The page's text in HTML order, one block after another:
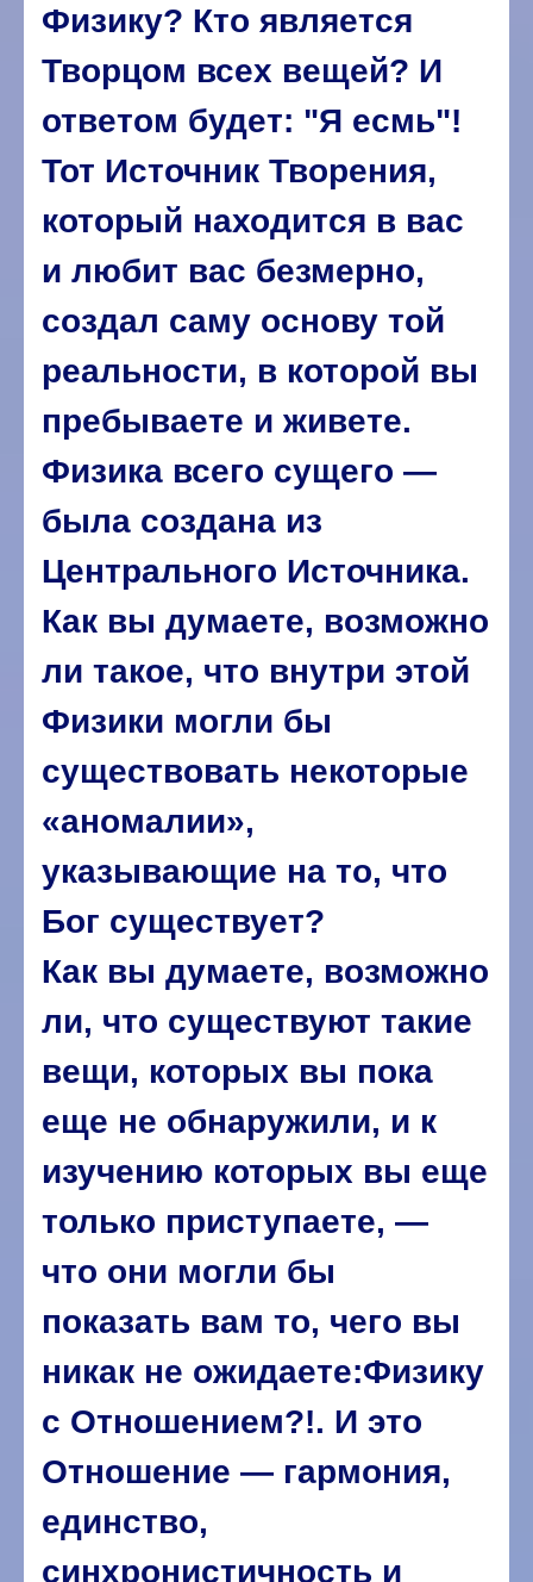
Физику? Кто является
Творцом всех вещей? И
ответом будет: "Я есмь"!
Тот Источник Творения,
который находится в вас
и любит вас безмерно,
создал саму основу той
реальности, в которой вы
пребываете и живете.
Физика всего сущего —
была создана из
Центрального Источника.
Как вы думаете, возможно
ли такое, что внутри этой
Физики могли бы
существовать некоторые
«аномалии»,
указывающие на то, что
Бог существует?
Как вы думаете, возможно
ли, что существуют такие
вещи, которых вы пока
еще не обнаружили, и к
изучению которых вы еще
только приступаете, —
что они могли бы
показать вам то, чего вы
никак не ожидаете:Физику
с Отношением?!. И это
Отношение — гармония,
единство,
синхронистичность и